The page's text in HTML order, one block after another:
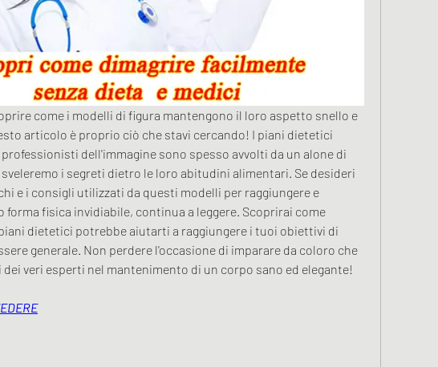
come i modelli di figura mantengono il loro aspetto snello e
articolo è proprio ciò che stavi cercando! I piani dietetici
dell'immagine sono spesso avvolti da un alone di
i segreti dietro le loro abitudini alimentari. Se desideri
e i consigli utilizzati da questi modelli per raggiungere e
forma fisica invidiabile, continua a leggere. Scoprirai come
dietetici potrebbe aiutarti a raggiungere i tuoi obiettivi di
generale. Non perdere l'occasione di imparare da coloro che
veri esperti nel mantenimento di un corpo sano ed elegante!